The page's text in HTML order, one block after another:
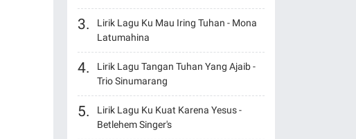
Lirik Lagu Ku Mau Iring Tuhan - Mona
Latumahina
Lirik Lagu Tangan Tuhan Yang Ajaib -
Trio Sinumarang
Lirik Lagu Ku Kuat Karena Yesus -
Betlehem Singer's